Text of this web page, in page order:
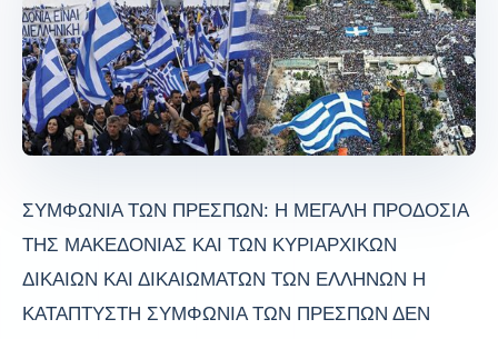
ΣΥΜΦΩΝΙΑ ΤΩΝ ΠΡΕΣΠΩΝ: Η ΜΕΓΑΛΗ ΠΡΟΔΟΣΙΑ
ΤΗΣ ΜΑΚΕΔΟΝΙΑΣ ΚΑΙ ΤΩΝ ΚΥΡΙΑΡΧΙΚΩΝ
ΔΙΚΑΙΩΝ ΚΑΙ ΔΙΚΑΙΩΜΑΤΩΝ ΤΩΝ ΕΛΛΗΝΩΝ Η
ΚΑΤΑΠΤΥΣΤΗ ΣΥΜΦΩΝΙΑ ΤΩΝ ΠΡΕΣΠΩΝ ΔΕΝ